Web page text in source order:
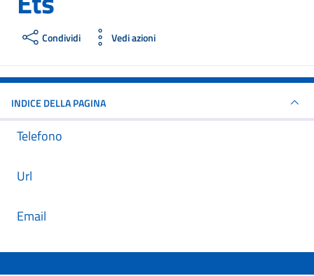
Condividi Vedi azioni
INDICE DELLA PAGINA
Telefono
Url
Email